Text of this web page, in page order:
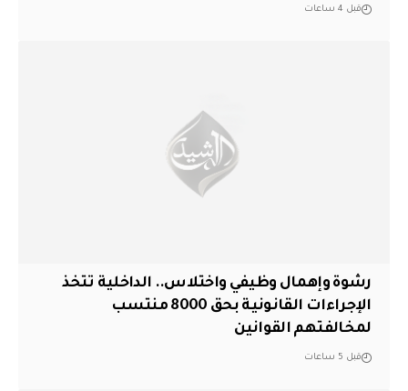
قبل 4 ساعات
رشوة وإهمال وظيفي واختلاس.. الداخلية تتخذ
الإجراءات القانونية بحق 8000 منتسب
لمخالفتهم القوانين
قبل 5 ساعات